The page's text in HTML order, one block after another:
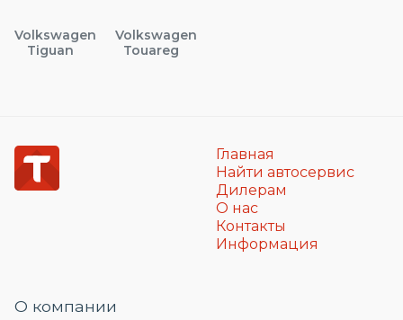
Volkswagen
Tiguan
Volkswagen
Touareg
Главная
Найти автосервис
Дилерам
О нас
Контакты
Информация
О компании